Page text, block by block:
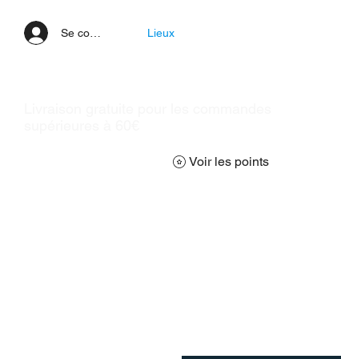
Se connecter Lieux
Voir les points